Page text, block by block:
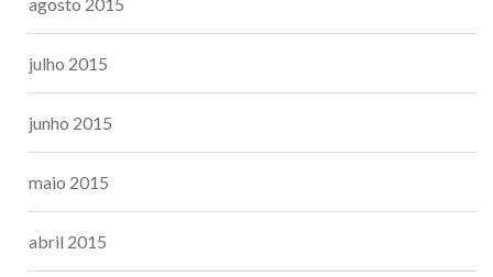
julho 2015
junho 2015
maio 2015
abril 2015